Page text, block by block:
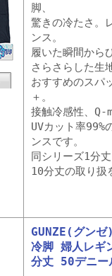
脚、
驚きの冷たさ。
ンス。
履いた瞬間から
さらさらした生
おすすめのスパ
＋。
接触冷感性、Q-
UVカット率99%
ンスです。
同シリーズ1分
10分丈の取り扱
GUNZE(グン
冷脚 婦人レギ
分丈 50デニー